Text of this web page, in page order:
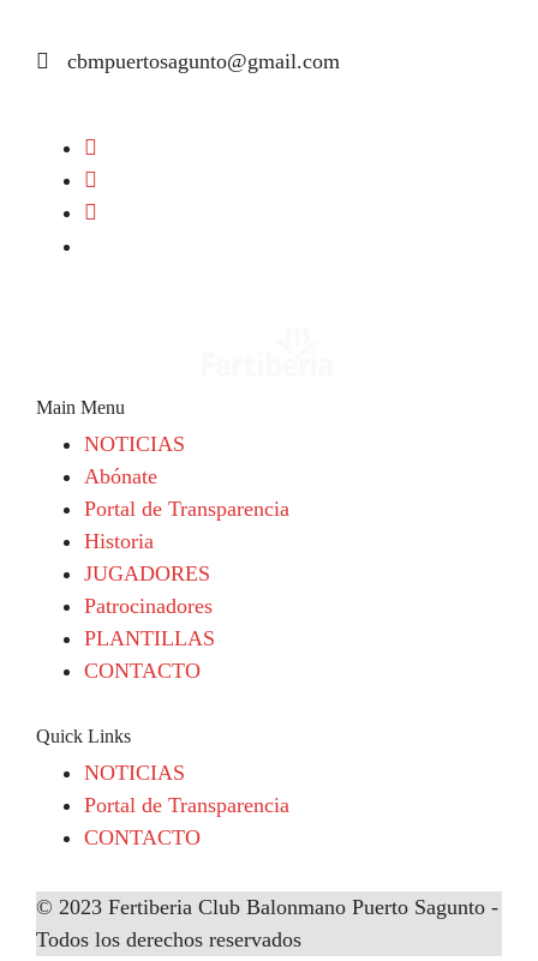
cbmpuertosagunto@gmail.com
Main Menu
NOTICIAS
Abónate
Portal de Transparencia
Historia
JUGADORES
Patrocinadores
PLANTILLAS
CONTACTO
Quick Links
NOTICIAS
Portal de Transparencia
CONTACTO
© 2023 Fertiberia Club Balonmano Puerto Sagunto -
Todos los derechos reservados